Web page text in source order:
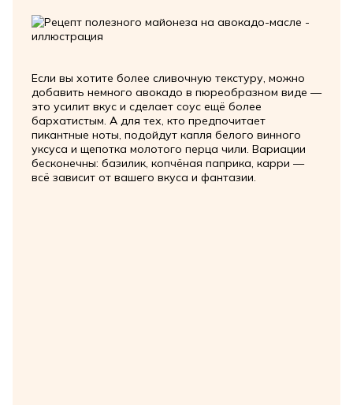
Если вы хотите более сливочную текстуру, можно
добавить немного авокадо в пюреобразном виде —
это усилит вкус и сделает соус ещё более
бархатистым. А для тех, кто предпочитает
пикантные ноты, подойдут капля белого винного
уксуса и щепотка молотого перца чили. Вариации
бесконечны: базилик, копчёная паприка, карри —
всё зависит от вашего вкуса и фантазии.